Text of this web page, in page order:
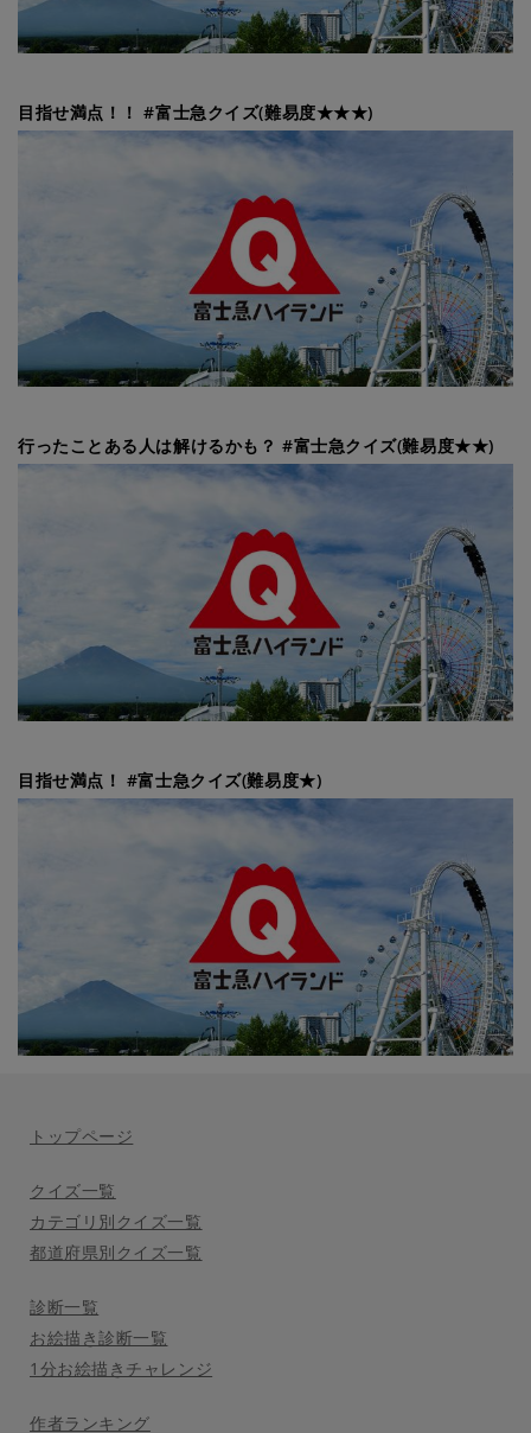
目指せ満点！！ #富士急クイズ(難易度★★★)
行ったことある人は解けるかも？ #富士急クイズ(難易度★★)
目指せ満点！ #富士急クイズ(難易度★)
トップページ
クイズ一覧
カテゴリ別クイズ一覧
都道府県別クイズ一覧
診断一覧
お絵描き診断一覧
1分お絵描きチャレンジ
作者ランキング